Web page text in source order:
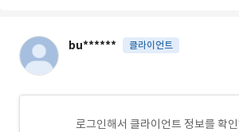
bu****** 클라이언트
로그인해서 클라이언트 정보를 확